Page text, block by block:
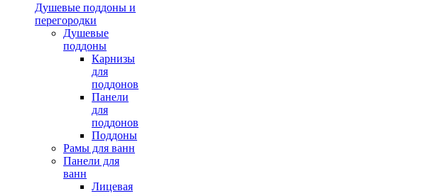
Душевые поддоны и
перегородки
Душевые
поддоны
Карнизы
для
поддонов
Панели
для
поддонов
Поддоны
Рамы для ванн
Панели для
ванн
Лицевая